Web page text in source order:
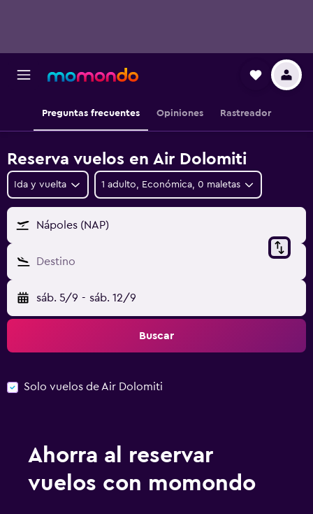
Preguntas frecuentes Opiniones Rastreador
Reserva vuelos en Air Dolomiti
Ida y vuelta 1 adulto, Económica, 0 maletas
Nápoles (NAP)
Destino
sáb. 5/9 - sáb. 12/9
Buscar
Solo vuelos de Air Dolomiti
Ahorra al reservar
vuelos con momondo